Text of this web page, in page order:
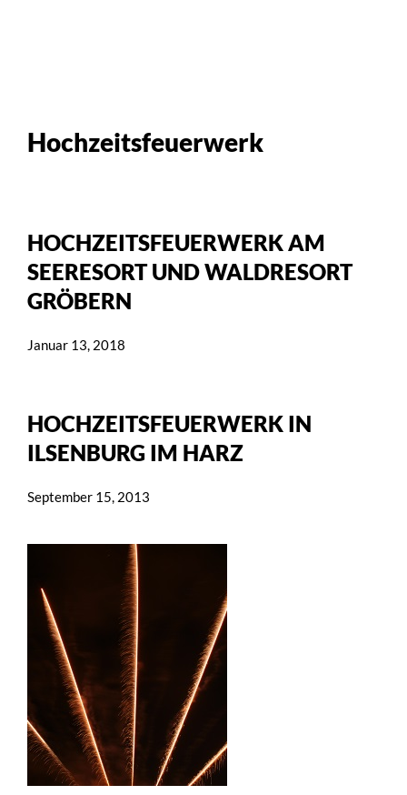
Hochzeitsfeuerwerk
HOCHZEITSFEUERWERK AM
SEERESORT UND WALDRESORT
GRÖBERN
Januar 13, 2018
HOCHZEITSFEUERWERK IN
ILSENBURG IM HARZ
September 15, 2013